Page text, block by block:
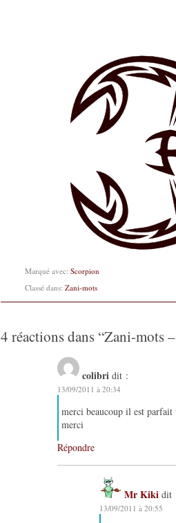
Marqué avec: Scorpion
Classé dans: Zani-mots
4 réactions dans “Zani-mots
colibri dit :
13/09/2011 à 20:34
merci beaucoup il est
merci
Répondre
Mr Kiki dit
13/09/2011 à 20:55